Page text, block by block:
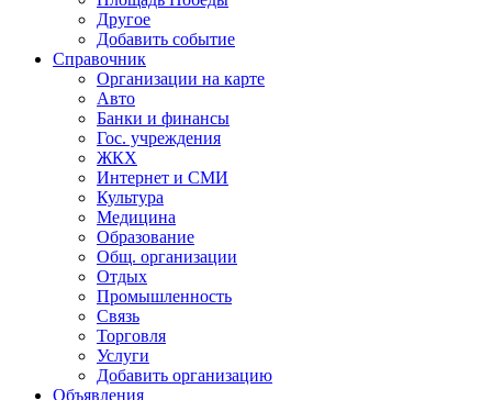
Другое
Добавить событие
Справочник
Организации на карте
Авто
Банки и финансы
Гос. учреждения
ЖКХ
Интернет и СМИ
Культура
Медицина
Образование
Общ. организации
Отдых
Промышленность
Связь
Торговля
Услуги
Добавить организацию
Объявления